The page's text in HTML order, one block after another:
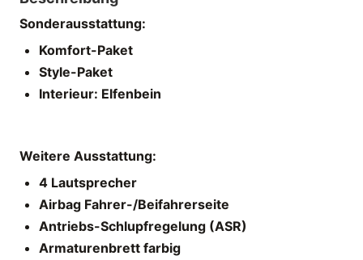
Sonderausstattung:
Komfort-Paket
Style-Paket
Interieur: Elfenbein
Weitere Ausstattung:
4 Lautsprecher
Airbag Fahrer-/Beifahrerseite
Antriebs-Schlupfregelung (ASR)
Armaturenbrett farbig